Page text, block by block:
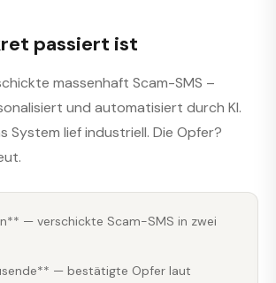
passiert ist
massenhaft Scam-SMS –
und automatisiert durch KI.
System lief industriell. Die Opfer?
— verschickte Scam-SMS in zwei
— bestätigte Opfer laut